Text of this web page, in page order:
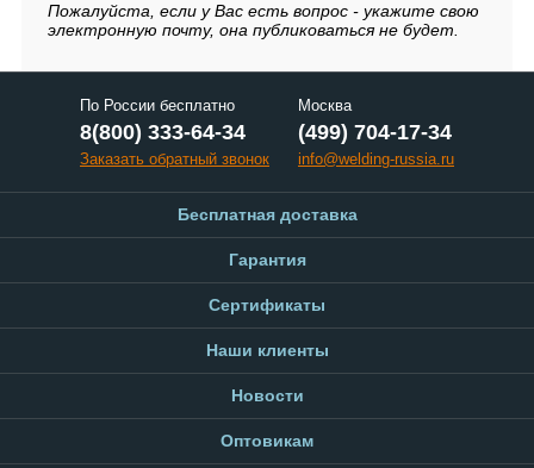
Пожалуйста, если у Вас есть вопрос - укажите свою
электронную почту, она публиковаться не будет.
По России бесплатно
8(800) 333-64-34
Заказать обратный звонок
Москва
(499) 704-17-34
info@welding-russia.ru
Бесплатная доставка
Гарантия
Сертификаты
Наши клиенты
Новости
Оптовикам